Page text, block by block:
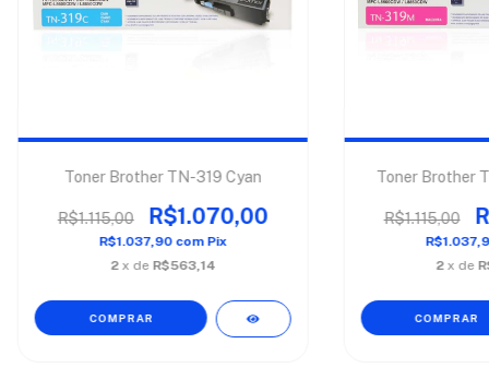
Toner Brother TN-319 Cyan
R$1.115,00 R$1.070,00
R$1.037,90 com Pix
2 x de R$563,14
Toner Brother
R$1.115,00
2 x de